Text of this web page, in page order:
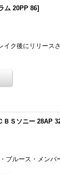
ム 20PP 86]
ク後にリリース
ＢＳソニー 28AP
ルース・メンバ